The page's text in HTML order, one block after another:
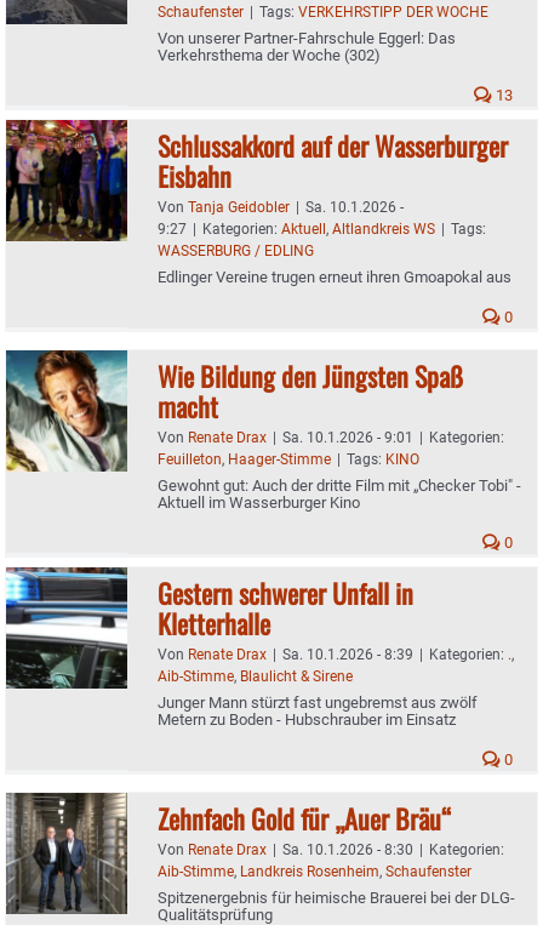
Schaufenster | Tags: VERKEHRSTIPP DER WOCHE
Von unserer Partner-Fahrschule Eggerl: Das
Verkehrsthema der Woche (302)
13
Schlussakkord auf der Wasserburger
Eisbahn
Von Tanja Geidobler | Sa. 10.1.2026 -
9:27 | Kategorien: Aktuell, Altlandkreis WS | Tags:
WASSERBURG / EDLING
Edlinger Vereine trugen erneut ihren Gmoapokal aus
0
Wie Bildung den Jüngsten Spaß
macht
Von Renate Drax | Sa. 10.1.2026 - 9:01 | Kategorien:
Feuilleton, Haager-Stimme | Tags: KINO
Gewohnt gut: Auch der dritte Film mit „Checker Tobi" -
Aktuell im Wasserburger Kino
0
Gestern schwerer Unfall in
Kletterhalle
Von Renate Drax | Sa. 10.1.2026 - 8:39 | Kategorien: .,
Aib-Stimme, Blaulicht & Sirene
Junger Mann stürzt fast ungebremst aus zwölf
Metern zu Boden - Hubschrauber im Einsatz
0
Zehnfach Gold für „Auer Bräu“
Von Renate Drax | Sa. 10.1.2026 - 8:30 | Kategorien:
Aib-Stimme, Landkreis Rosenheim, Schaufenster
Spitzenergebnis für heimische Brauerei bei der DLG-
Qualitätsprüfung